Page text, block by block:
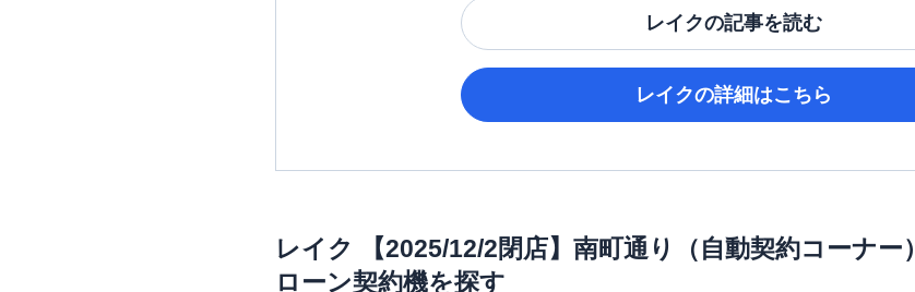
レイクの記事を読む
レイクの詳細はこちら
レイク 【2025/12/2閉店】南町通り（自動契約コーナー）
ローン契約機を探す